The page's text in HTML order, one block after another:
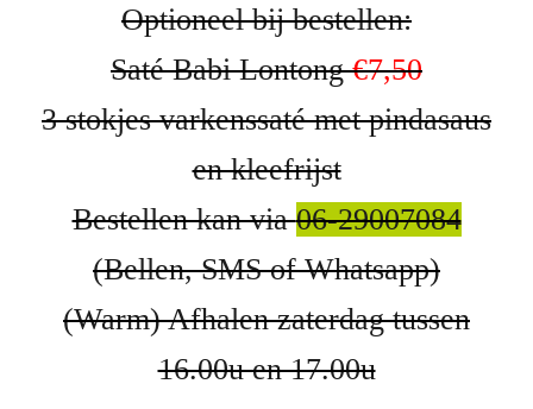
Optioneel bij bestellen:
Saté Babi Lontong€7,50
3 stokjes varkenssaté met pindasaus
en kleefrijst
Bestellen kan via06-29007084
(Bellen, SMS of Whatsapp)
(Warm) Afhalen zaterdag tussen
16.00u en 17.00u